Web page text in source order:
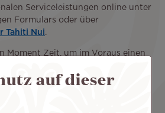
Serviceleistungen online unter
Formulars oder über
Tahiti Nui .
Moment Zeit, um im Voraus einen
Sie unsere Lounges mit dem
Nui oder erwerben Sie einen
sorgen wir dafür, dass jeder
auf dieser